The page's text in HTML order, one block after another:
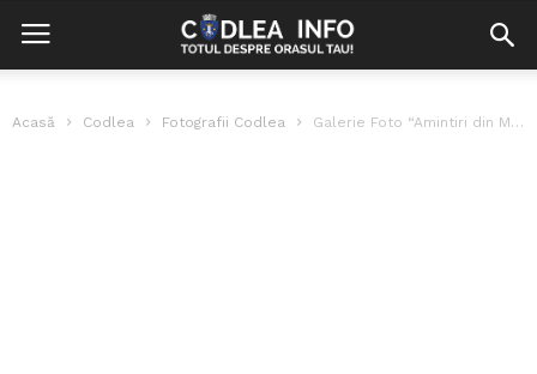
Acasă Codlea Fotografii Codlea Galerie Foto “Amintiri din Maialul Codlean”